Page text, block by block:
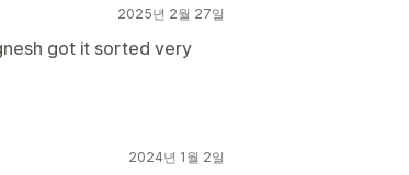
2025년 2월 27일
got it sorted very
2024년 1월 2일